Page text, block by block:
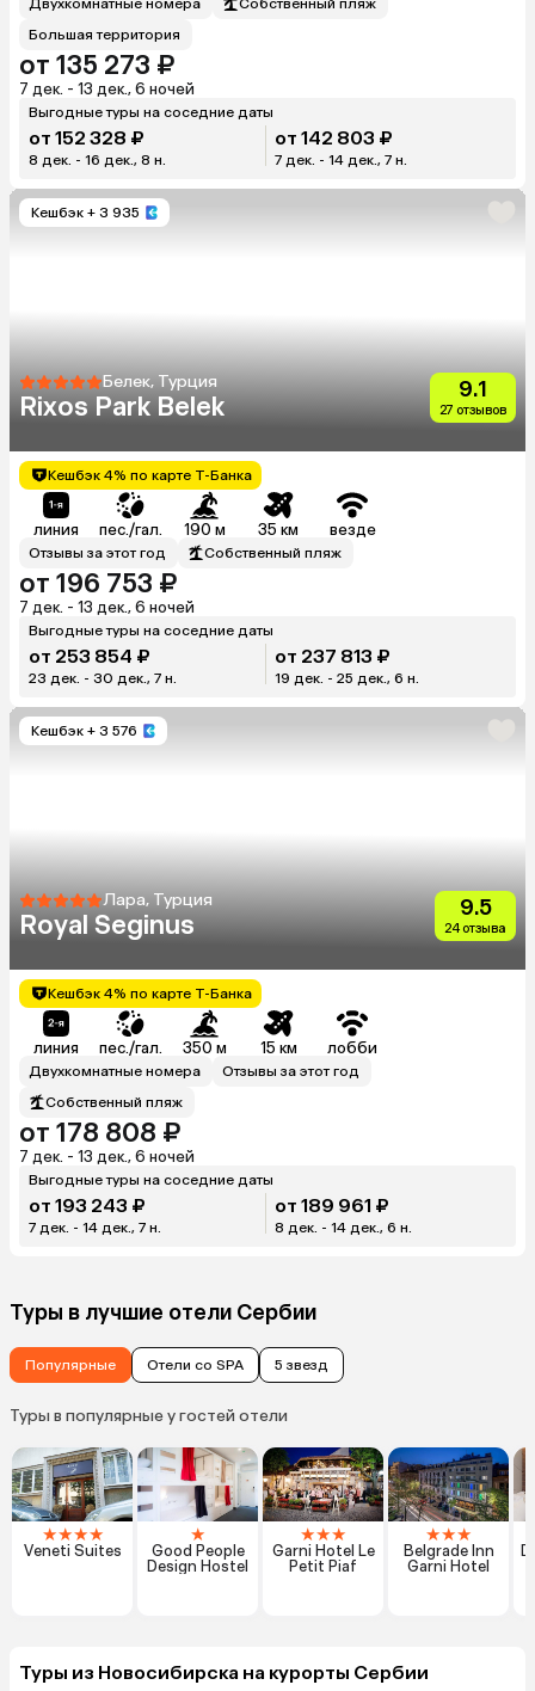
Двухкомнатные номера
Собственный пляж
Большая территория
от 135 273 ₽
7 дек. - 13 дек., 6 ночей
Выгодные туры на соседние даты
от 152 328 ₽
8 дек. - 16 дек., 8 н.
от 142 803 ₽
7 дек. - 14 дек., 7 н.
Кешбэк + 3 935
Белек, Турция
Rixos Park Belek
9.1
27 отзывов
Кешбэк 4% по карте Т-Банка
линия пес./гал. 190 м 35 км везде
Отзывы за этот год Собственный пляж
от 196 753 ₽
7 дек. - 13 дек., 6 ночей
Выгодные туры на соседние даты
от 253 854 ₽
23 дек. - 30 дек., 7 н.
от 237 813 ₽
19 дек. - 25 дек., 6 н.
Кешбэк + 3 576
Лара, Турция
Royal Seginus
9.5
24 отзыва
Кешбэк 4% по карте Т-Банка
линия пес./гал. 350 м 15 км лобби
Двухкомнатные номера
Отзывы за этот год
Собственный пляж
от 178 808 ₽
7 дек. - 13 дек., 6 ночей
Выгодные туры на соседние даты
от 193 243 ₽
7 дек. - 14 дек., 7 н.
от 189 961 ₽
8 дек. - 14 дек., 6 н.
Туры в лучшие отели Сербии
Популярные Отели со SPA 5 звезд
Туры в популярные у гостей отели
★★★★
Veneti Suites
★
Good People
Design Hostel
★★★
Garni Hotel Le
Petit Piaf
★★★
Belgrade Inn
Garni Hotel
Туры из Новосибирска на курорты Сербии